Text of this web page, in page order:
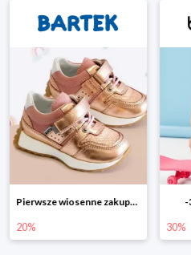
Pierwsze wiosenne zakupy -20%
20%
-
30%